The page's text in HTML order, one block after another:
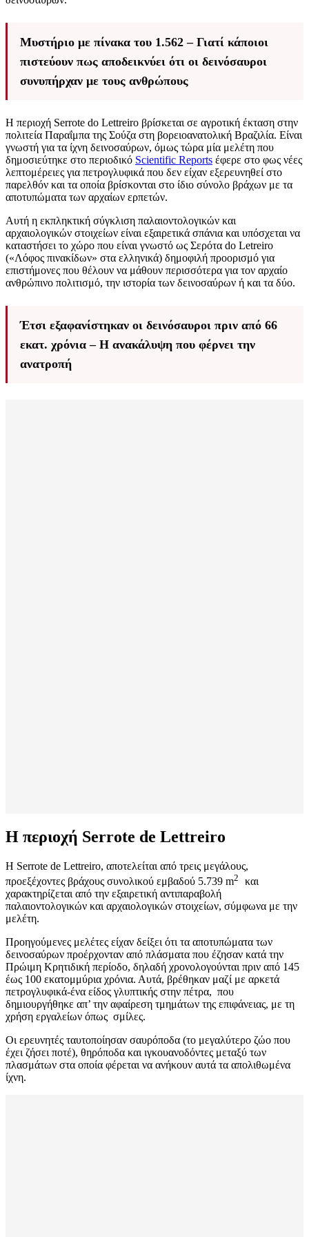
Μυστήριο με πίνακα του 1.562 – Γιατί κάποιοι
πιστεύουν πως αποδεικνύει ότι οι δεινόσαυροι
συνυπήρχαν με τους ανθρώπους
Η περιοχή Serrote do Lettreiro βρίσκεται σε αγροτική έκταση στην
πολιτεία Παραΐμπα της Σούζα στη βορειοανατολική Βραζιλία. Είναι
γνωστή για τα ίχνη δεινοσαύρων, όμως τώρα μία μελέτη που
δημοσιεύτηκε στο περιοδικό Scientific Reports έφερε στο φως νέες
λεπτομέρειες για πετρογλυφικά που δεν είχαν εξερευνηθεί στο
παρελθόν και τα οποία βρίσκονται στο ίδιο σύνολο βράχων με τα
αποτυπώματα των αρχαίων ερπετών.
Αυτή η εκπληκτική σύγκλιση παλαιοντολογικών και
αρχαιολογικών στοιχείων είναι εξαιρετικά σπάνια και υπόσχεται να
καταστήσει το χώρο που είναι γνωστό ως Σερότα do Letreiro
(«Λόφος πινακίδων» στα ελληνικά) δημοφιλή προορισμό για
επιστήμονες που θέλουν να μάθουν περισσότερα για τον αρχαίο
ανθρώπινο πολιτισμό, την ιστορία των δεινοσαύρων ή και τα δύο.
Έτσι εξαφανίστηκαν οι δεινόσαυροι πριν από 66
εκατ. χρόνια – Η ανακάλυψη που φέρνει την
ανατροπή
Η περιοχή Serrote de Lettreiro
H Serrote de Lettreiro, αποτελείται από τρεις μεγάλους,
προεξέχοντες βράχους συνολικού εμβαδού 5.739 m2 και
χαρακτηρίζεται από την εξαιρετική αντιπαραβολή
παλαιοντολογικών και αρχαιολογικών στοιχείων, σύμφωνα με την
μελέτη.
Προηγούμενες μελέτες είχαν δείξει ότι τα αποτυπώματα των
δεινοσαύρων προέρχονταν από πλάσματα που έζησαν κατά την
Πρώιμη Κρητιδική περίοδο, δηλαδή χρονολογούνται πριν από 145
έως 100 εκατομμύρια χρόνια. Αυτά, βρέθηκαν μαζί με αρκετά
πετρογλυφικά-ένα είδος γλυπτικής στην πέτρα, που
δημιουργήθηκε απ’ την αφαίρεση τμημάτων της επιφάνειας, με τη
χρήση εργαλείων όπως σμίλες.
Οι ερευνητές ταυτοποίησαν σαυρόποδα (το μεγαλύτερο ζώο που
έχει ζήσει ποτέ), θηρόποδα και ιγκουανοδόντες μεταξύ των
πλασμάτων στα οποία φέρεται να ανήκουν αυτά τα απολιθωμένα
ίχνη.